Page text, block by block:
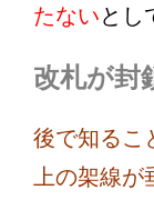
たないとし
改札が封
後で知るこ
上の架線が